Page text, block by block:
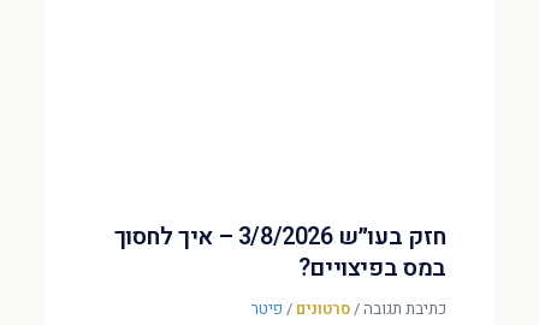
חזק בעו״ש 3/8/2026 – איך לחסוך
במס בפיצויים?
כתיבת תגובה/סרטונים / פיטר